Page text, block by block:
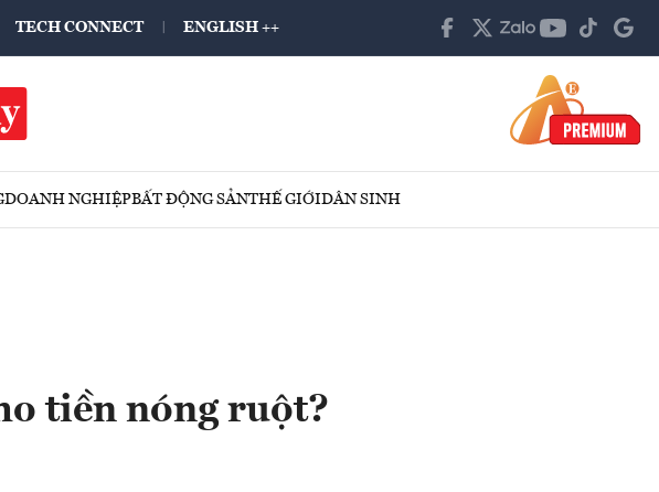
TECH CONNECT ENGLISH ++
DOANH NGHIỆPBẤT ĐỘNG SẢNTHẾ GIỚIDÂN SINH
tiền nóng ruột?